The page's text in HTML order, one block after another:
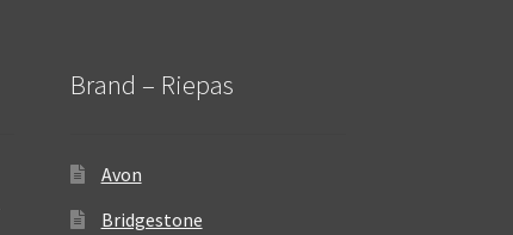
Brand – Riepas
Avon
Bridgestone